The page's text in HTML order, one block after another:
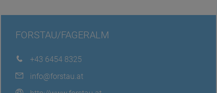
FORSTAU/FAGERALM
+43 6454 8325
info@forstau.at